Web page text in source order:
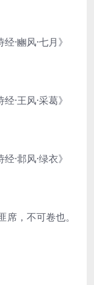
豳风·七月》
王风·采葛》
邶风·绿衣》
，不可卷也。